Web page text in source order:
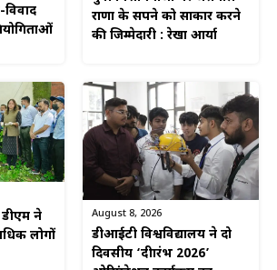
विवाद
राणा के सपने को साकार करने
की जिम्मेदारी : रेखा आर्या
ने
लोगों
August 8, 2026
डीआईटी विश्वविद्यालय ने दो
दिवसीय ‘दीक्षारंभ 2026’